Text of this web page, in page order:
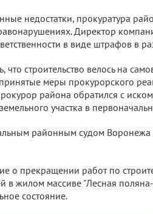
недостатки, прокуратура
Директор
в виде штрафов в
что строительство велось на
меры прокурорского
района обратился с
участка в
районным судом Воронежа
о прекращении работ по
в жилом массиве "Лесная
состояние.